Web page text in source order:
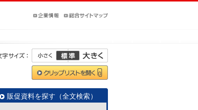
販促資料を探す（全文検索）